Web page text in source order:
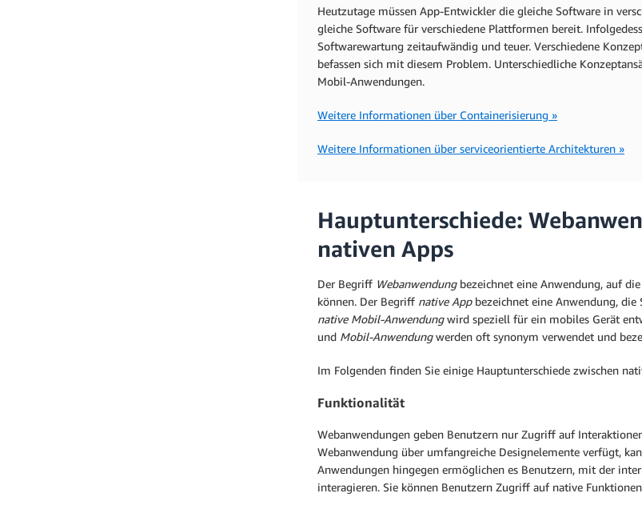
Heutzutage müssen App-Entwickler die gleiche Software in
gleiche Software für verschiedene Plattformen bereit.
Softwarewartung zeitaufwändig und teuer. Verschiedene
befassen sich mit diesem Problem. Unterschiedliche
Mobil-Anwendungen.
Weitere Informationen über Containerisierung »
Weitere Informationen über serviceorientierte Architekturen »
Hauptunterschiede:
nativen Apps
Der Begriff Webanwendungbezeichnet eine Anwendung, auf
können. Der Begriff native App bezeichnet eine Anwendung,
native Mobil-Anwendungwird speziell für ein mobiles Gerät
und Mobil-Anwendungwerden oft synonym verwendet und
Im Folgenden finden Sie einige Hauptunterschiede zwischen
Funktionalität
Webanwendungen geben Benutzern nur Zugriff auf
Webanwendung über umfangreiche Designelemente verfügt,
Anwendungen hingegen ermöglichen es Benutzern, mit der
interagieren. Sie können Benutzern Zugriff auf native